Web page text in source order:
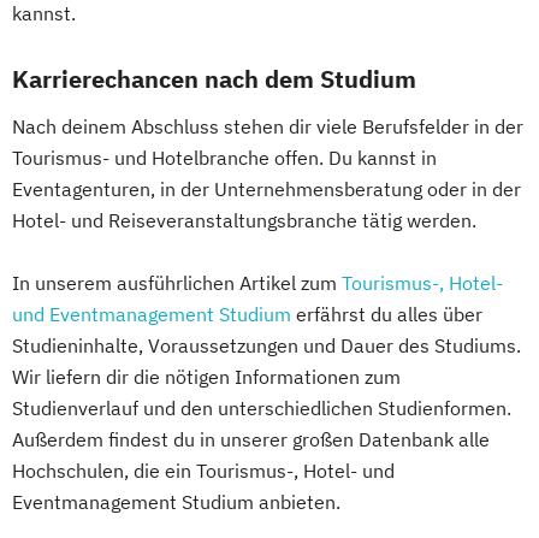
kannst.
Karrierechancen nach dem Studium
Nach deinem Abschluss stehen dir viele Berufsfelder in der
Tourismus- und Hotelbranche offen. Du kannst in
Eventagenturen, in der Unternehmensberatung oder in der
Hotel- und Reiseveranstaltungsbranche tätig werden.
In unserem ausführlichen Artikel zum Tourismus-, Hotel-
und Eventmanagement Studium erfährst du alles über
Studieninhalte, Voraussetzungen und Dauer des Studiums.
Wir liefern dir die nötigen Informationen zum
Studienverlauf und den unterschiedlichen Studienformen.
Außerdem findest du in unserer großen Datenbank alle
Hochschulen, die ein Tourismus-, Hotel- und
Eventmanagement Studium anbieten.